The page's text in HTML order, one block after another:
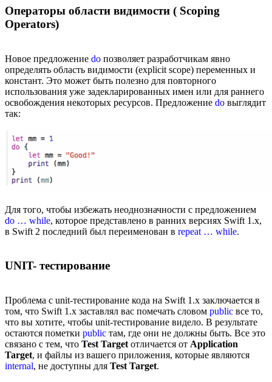
Операторы области видимости ( Scoping
Operators)
Новое предложение do позволяет разработчикам явно
определять область видимости (explicit scope) переменных и
констант. Это может быть полезно для повторного
использования уже задекларированных имен или для раннего
освобождения некоторых ресурсов. Предложение do выглядит
так:
Для того, чтобы избежать неоднозначности с предложением
do … while, которое представлено в ранних версиях Swift 1.х,
в Swift 2 последний был переименован в repeat … while.
UNIT- тестирование
Проблема с unit-тестирование кода на Swift 1.x заключается в
том, что Swift 1.x заставлял вас помечать словом public все то,
что вы хотите, чтобы unit-тестирование видело. В результате
остаются пометки public там, где они не должны быть. Все это
связано с тем, что Test Target отличается от Application
Target, и файлы из вашего приложения, которые являются
internal, не доступны для Test Target.